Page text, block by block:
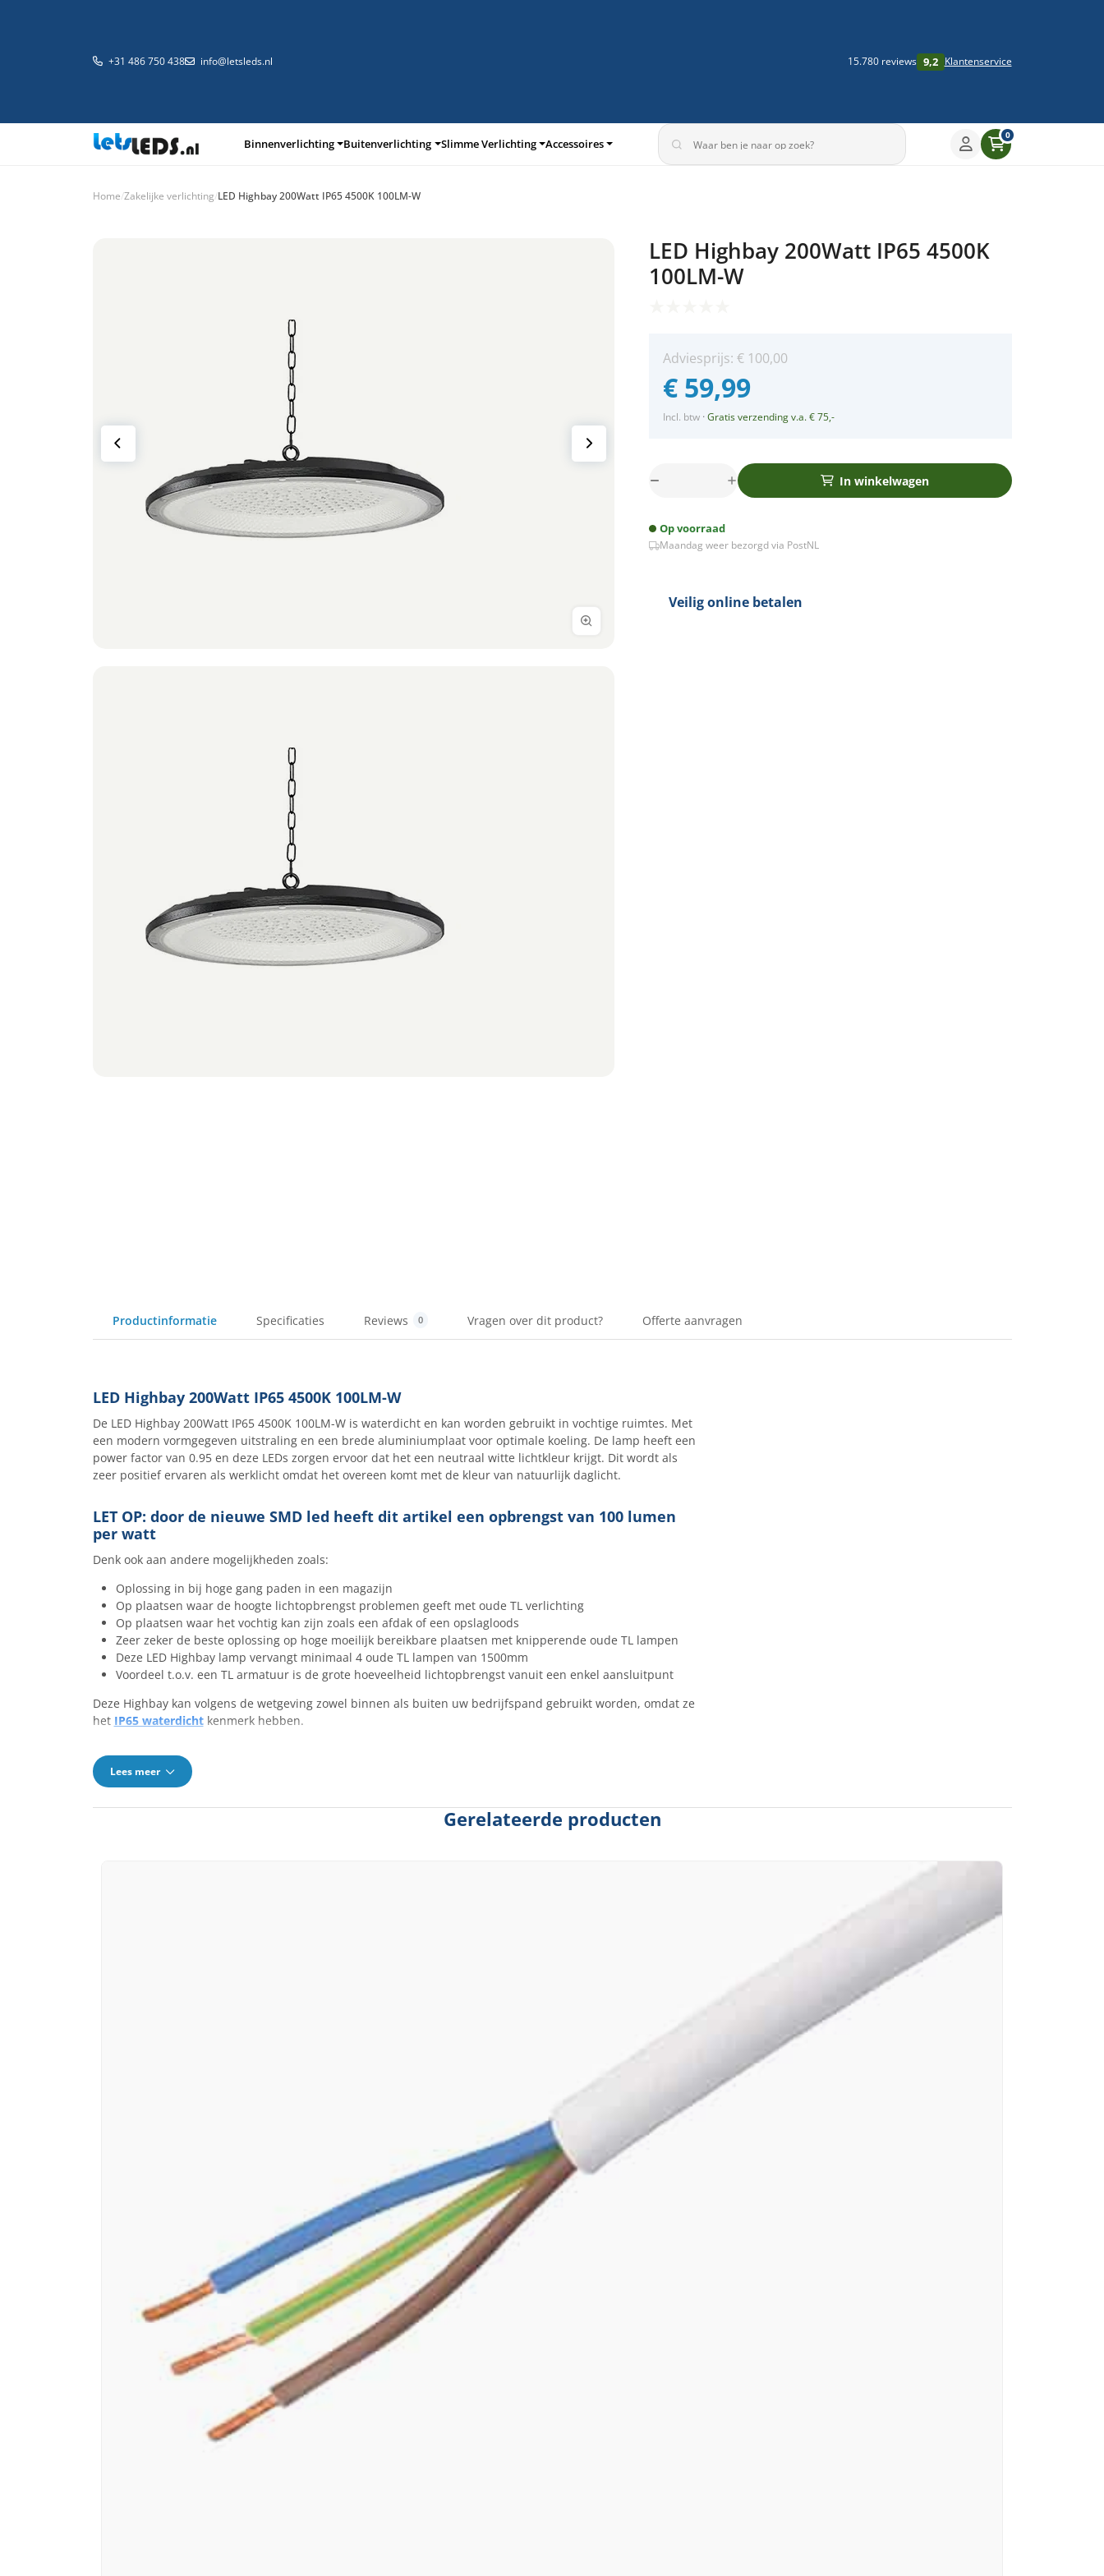
+31 486 750 438 info@letsleds.nl 15.780 reviews 9,2 Klantenservice
Binnenverlichting Buitenverlichting Slimme Verlichting Accessoires
0
Home/Zakelijke verlichting/LED Highbay 200Watt IP65 4500K 100LM-W
LED Highbay 200Watt IP65 4500K
100LM-W
Adviesprijs:€ 100,00
€ 59,99
Incl. btw ·Gratis verzending v.a. € 75,-
200Watt
IP65
aantal
In winkelwagen
Op voorraad
Maandag weer bezorgd via PostNL
Veilig online betalen
Productinformatie Specificaties Reviews 0 Vragen over dit product? Offerte aanvragen
LED Highbay 200Watt IP65 4500K 100LM-W
De LED Highbay 200Watt IP65 4500K 100LM-W is waterdicht en kan worden gebruikt in vochtige ruimtes. Met
een modern vormgegeven uitstraling en een brede aluminiumplaat voor optimale koeling. De lamp heeft een
power factor van 0.95 en deze LEDs zorgen ervoor dat het een neutraal witte lichtkleur krijgt. Dit wordt als
zeer positief ervaren als werklicht omdat het overeen komt met de kleur van natuurlijk daglicht.
LET OP: door de nieuwe SMD led heeft dit artikel een opbrengst van 100 lumen
per watt
Denk ook aan andere mogelijkheden zoals:
Oplossing in bij hoge gang paden in een magazijn
Op plaatsen waar de hoogte lichtopbrengst problemen geeft met oude TL verlichting
Op plaatsen waar het vochtig kan zijn zoals een afdak of een opslagloods
Zeer zeker de beste oplossing op hoge moeilijk bereikbare plaatsen met knipperende oude TL lampen
Deze LED Highbay lamp vervangt minimaal 4 oude TL lampen van 1500mm
Voordeel t.o.v. een TL armatuur is de grote hoeveelheid lichtopbrengst vanuit een enkel aansluitpunt
Deze Highbay kan volgens de wetgeving zowel binnen als buiten uw bedrijfspand gebruikt worden, omdat ze
het IP65 waterdicht kenmerk hebben.
Lees meer
Gerelateerde producten